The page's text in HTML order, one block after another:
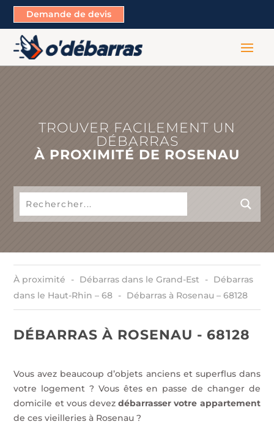
Demande de devis
TROUVER FACILEMENT UN
DÉBARRAS
À PROXIMITÉ DE ROSENAU
À proximité Débarras dans le Grand-Est
Débarras
dans le Haut-Rhin – 68
Débarras à Rosenau – 68128
DÉBARRAS À ROSENAU - 68128
Vous avez beaucoup d’objets anciens et superflus dans
votre logement ? Vous êtes en passe de changer de
domicile et vous devezdébarrasser votre appartement
de ces vieilleries à Rosenau ?